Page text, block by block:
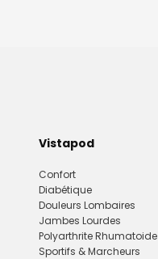
Vistapod
Confort
Diabétique
Douleurs Lombaires
Jambes Lourdes
Polyarthrite Rhumatoide
Sportifs & Marcheurs